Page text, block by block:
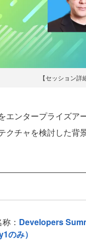
【セッション詳
エンタープライズア
クチャを検討した背
： Developers
のみ）